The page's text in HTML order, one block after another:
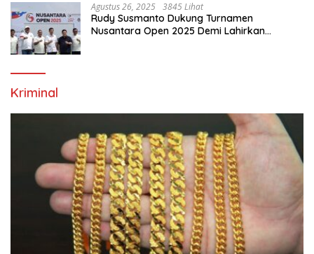
Agustus 26, 2025 3845 Lihat
Rudy Susmanto Dukung Turnamen
Nusantara Open 2025 Demi Lahirkan
Kriminal